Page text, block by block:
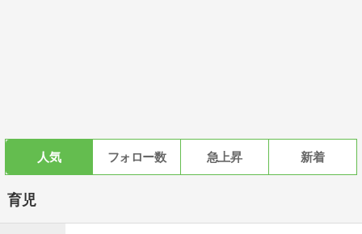
人気 フォロー数 急上昇 新着
育児